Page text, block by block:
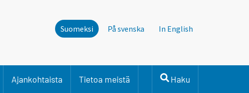
Suomeksi På svenska In English
Ajankohtaista Tietoa meistä Haku